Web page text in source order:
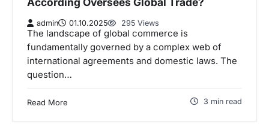
admin 01.10.2025 295 Views
The landscape of global commerce is
fundamentally governed by a complex web of
international agreements and domestic laws. The
question…
Read More 3 min read